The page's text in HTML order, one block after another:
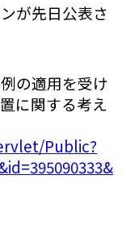
が先日公表さ
の適用を受け
に関する考え
Public?